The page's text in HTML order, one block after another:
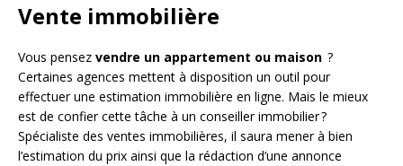
Vente immobilière
Vous pensez vendre un appartement ou maison ?
Certaines agences mettent à disposition un outil pour
effectuer une estimation immobilière en ligne. Mais le mieux
est de confier cette tâche à un conseiller immobilier ?
Spécialiste des ventes immobilières, il saura mener à bien
l’estimation du prix ainsi que la rédaction d’une annonce